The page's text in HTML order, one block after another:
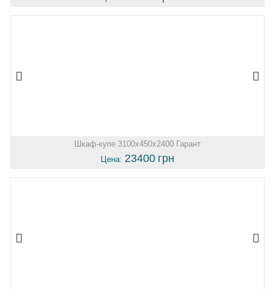
Шкаф-купе 3100х450х2400 Гарант
Цена: 23400 грн